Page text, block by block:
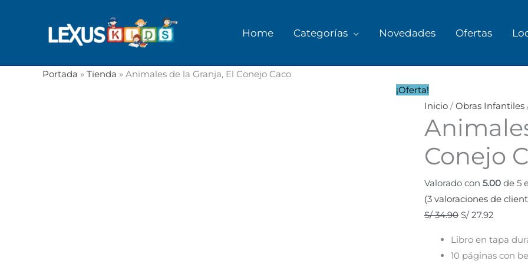
Home Categorías Novedades Ofertas
Portada » Tienda » Animales de la Granja, El Conejo Caco
¡Oferta!
Inicio /Obras Infantiles
Conejo
Valorado con 5.00 de 5
(3 valoraciones de
S/34.90 S/27.92
Libro en tapa
10 páginas con